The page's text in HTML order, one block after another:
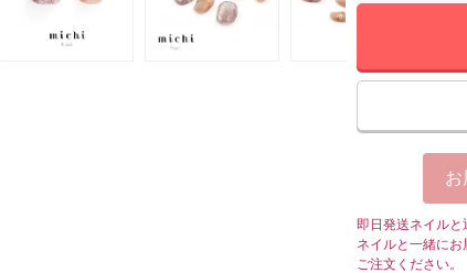
即日発送ネイルと
ネイルと一緒に
ご注文ください。